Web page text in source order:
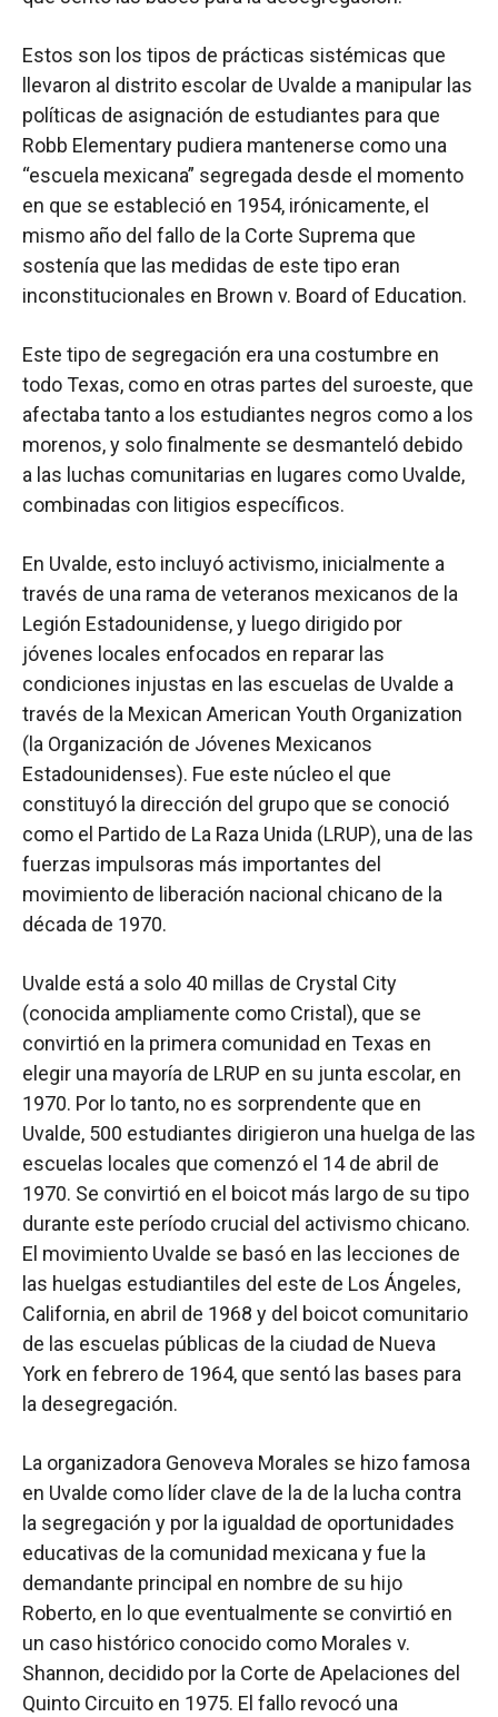
Estos son los tipos de prácticas sistémicas que
llevaron al distrito escolar de Uvalde a manipular las
políticas de asignación de estudiantes para que
Robb Elementary pudiera mantenerse como una
“escuela mexicana” segregada desde el momento
en que se estableció en 1954, irónicamente, el
mismo año del fallo de la Corte Suprema que
sostenía que las medidas de este tipo eran
inconstitucionales en Brown v. Board of Education.
Este tipo de segregación era una costumbre en
todo Texas, como en otras partes del suroeste, que
afectaba tanto a los estudiantes negros como a los
morenos, y solo finalmente se desmanteló debido
a las luchas comunitarias en lugares como Uvalde,
combinadas con litigios específicos.
En Uvalde, esto incluyó activismo, inicialmente a
través de una rama de veteranos mexicanos de la
Legión Estadounidense, y luego dirigido por
jóvenes locales enfocados en reparar las
condiciones injustas en las escuelas de Uvalde a
través de la Mexican American Youth Organization
(la Organización de Jóvenes Mexicanos
Estadounidenses). Fue este núcleo el que
constituyó la dirección del grupo que se conoció
como el Partido de La Raza Unida (LRUP), una de las
fuerzas impulsoras más importantes del
movimiento de liberación nacional chicano de la
década de 1970.
Uvalde está a solo 40 millas de Crystal City
(conocida ampliamente como Cristal), que se
convirtió en la primera comunidad en Texas en
elegir una mayoría de LRUP en su junta escolar, en
1970. Por lo tanto, no es sorprendente que en
Uvalde, 500 estudiantes dirigieron una huelga de las
escuelas locales que comenzó el 14 de abril de
1970. Se convirtió en el boicot más largo de su tipo
durante este período crucial del activismo chicano.
El movimiento Uvalde se basó en las lecciones de
las huelgas estudiantiles del este de Los Ángeles,
California, en abril de 1968 y del boicot comunitario
de las escuelas públicas de la ciudad de Nueva
York en febrero de 1964, que sentó las bases para
la desegregación.
La organizadora Genoveva Morales se hizo famosa
en Uvalde como líder clave de la de la lucha contra
la segregación y por la igualdad de oportunidades
educativas de la comunidad mexicana y fue la
demandante principal en nombre de su hijo
Roberto, en lo que eventualmente se convirtió en
un caso histórico conocido como Morales v.
Shannon, decidido por la Corte de Apelaciones del
Quinto Circuito en 1975. El fallo revocó una